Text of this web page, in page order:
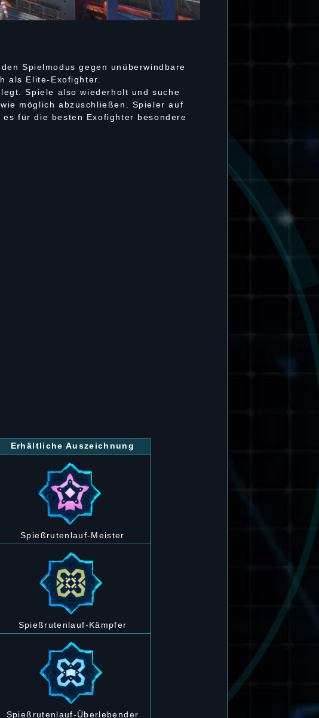
Spielmodus gegen unüberwindbare
als Elite-Exofighter.
Spiele also wiederholt und suche
möglich abzuschließen. Spieler auf
für die besten Exofighter besondere
Erhältliche Auszeichnung
Spießrutenlauf-Meister
Spießrutenlauf-Kämpfer
Spießrutenlauf-Überlebender